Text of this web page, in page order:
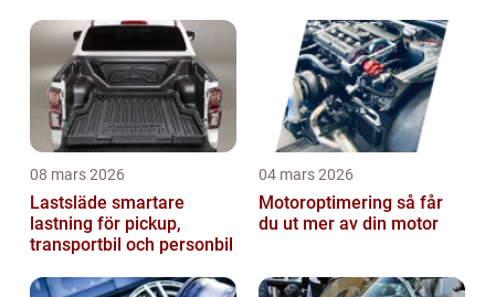
08 mars 2026
Lastsläde smartare
lastning för pickup,
transportbil och personbil
04 mars 2026
Motoroptimering så får
du ut mer av din motor